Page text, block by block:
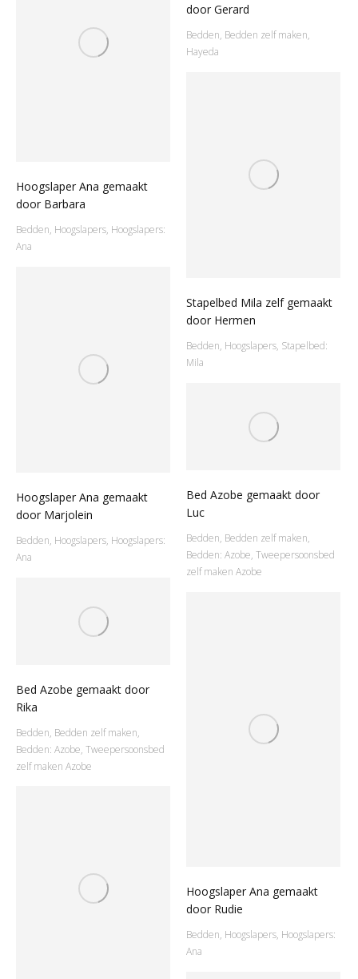
door Gerard
Bedden, Bedden zelf maken,
Hayeda
Hoogslaper Ana gemaakt
door Barbara
Bedden, Hoogslapers, Hoogslapers:
Ana
Stapelbed Mila zelf gemaakt
door Hermen
Bedden, Hoogslapers, Stapelbed:
Mila
Hoogslaper Ana gemaakt
door Marjolein
Bedden, Hoogslapers, Hoogslapers:
Ana
Bed Azobe gemaakt door
Luc
Bedden, Bedden zelf maken,
Bedden: Azobe, Tweepersoonsbed
zelf maken Azobe
Bed Azobe gemaakt door
Rika
Bedden, Bedden zelf maken,
Bedden: Azobe, Tweepersoonsbed
zelf maken Azobe
Hoogslaper Ana gemaakt
door Rudie
Bedden, Hoogslapers, Hoogslapers:
Ana